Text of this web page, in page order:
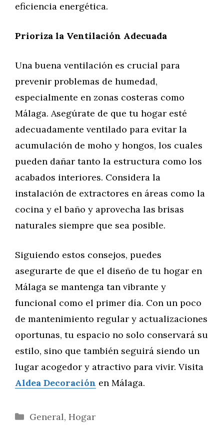
eficiencia energética.
Prioriza la Ventilación Adecuada
Una buena ventilación es crucial para
prevenir problemas de humedad,
especialmente en zonas costeras como
Málaga. Asegúrate de que tu hogar esté
adecuadamente ventilado para evitar la
acumulación de moho y hongos, los cuales
pueden dañar tanto la estructura como los
acabados interiores. Considera la
instalación de extractores en áreas como la
cocina y el baño y aprovecha las brisas
naturales siempre que sea posible.
Siguiendo estos consejos, puedes
asegurarte de que el diseño de tu hogar en
Málaga se mantenga tan vibrante y
funcional como el primer día. Con un poco
de mantenimiento regular y actualizaciones
oportunas, tu espacio no solo conservará su
estilo, sino que también seguirá siendo un
lugar acogedor y atractivo para vivir. Visita
Aldea Decoración en Málaga.
Categorías
General, Hogar